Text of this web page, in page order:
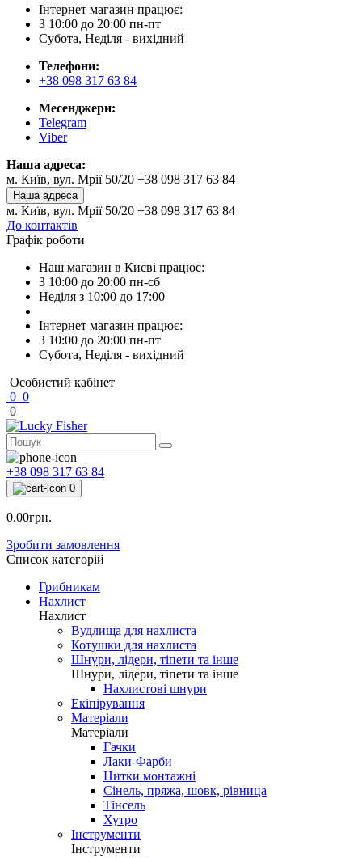
Інтернет магазин працює:
З 10:00 до 20:00 пн-пт
Субота, Неділя - вихідний
Телефони:
+38 098 317 63 84
Месенджери:
Telegram
Viber
Наша адреса:
м. Київ, вул. Мрії 50/20 +38 098 317 63 84
Наша адреса
м. Київ, вул. Мрії 50/20 +38 098 317 63 84
До контактів
Графік роботи
Наш магазин в Києві працює:
З 10:00 до 20:00 пн-сб
Неділя з 10:00 до 17:00
Інтернет магазин працює:
З 10:00 до 20:00 пн-пт
Субота, Неділя - вихідний
Особистий кабінет
0 0
0
+38 098 317 63 84
0
0.00грн.
Зробити замовлення
Список категорій
Грибникам
Нахлист
Нахлист
Вудлища для нахлиста
Котушки для нахлиста
Шнури, лідери, тіпети та інше
Шнури, лідери, тіпети та інше
Нахлистові шнури
Екіпірування
Матеріали
Матеріали
Гачки
Лаки-Фарби
Нитки монтажні
Сінель, пряжа, шовк, рівница
Тінсель
Хутро
Інструменти
Інструменти